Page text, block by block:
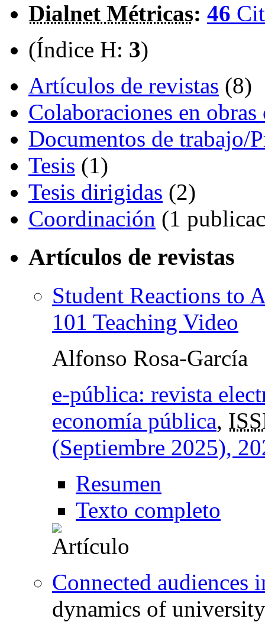
Dialnet Métricas: 46
(Índice H: 3)
Artículos de revistas (8)
Colaboraciones en
Documentos de trabajo/
Tesis (1)
Tesis dirigidas (2)
Coordinación (1
Artículos de revistas
Student Reactions to
101 Teaching Video
Alfonso Rosa-García
e-pública: revista
economía pública,
(Septiembre 2025),
Resumen
Texto completo
Connected audiences
dynamics of